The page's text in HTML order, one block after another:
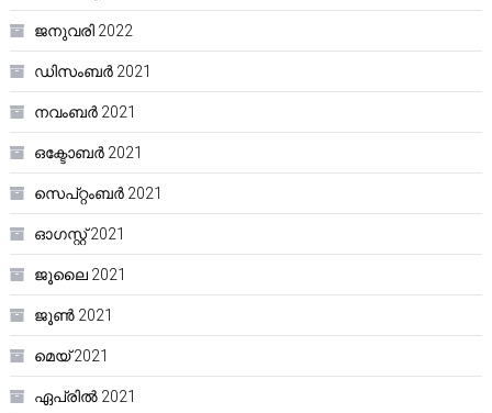
ജനുവരി 2022
ഡിസംബർ 2021
നവംബർ 2021
ഒക്ടോബർ 2021
സെപ്റ്റംബർ 2021
ഓഗസ്റ്റ്‌ 2021
ജൂലൈ 2021
ജൂൺ 2021
മെയ്‌ 2021
ഏപ്രിൽ 2021